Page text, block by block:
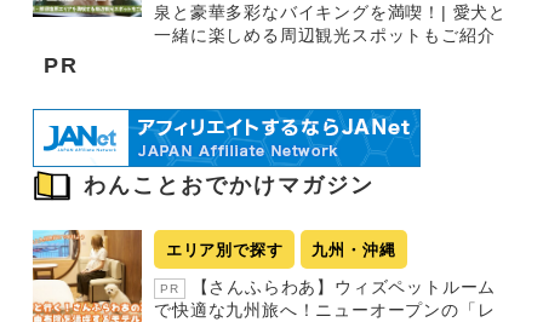
泉と豪華多彩なバイキングを満喫！| 愛犬と
一緒に楽しめる周辺観光スポットもご紹介
PR
わんことおでかけマガジン
エリア別で探す 九州・沖縄
PR
【さんふらわあ】ウィズペットルーム
で快適な九州旅へ！ニューオープンの「レ